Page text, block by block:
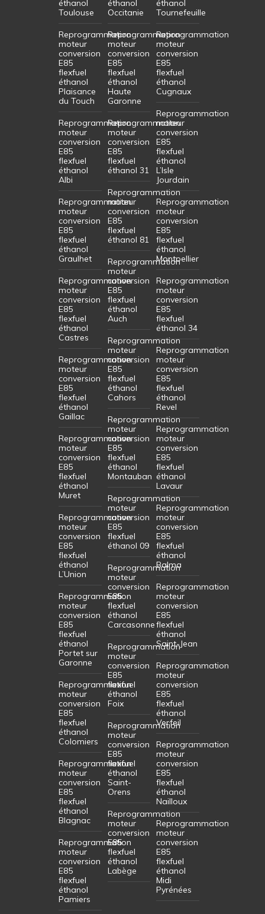
éthanol
Toulouse
Reprogrammation
moteur
conversion
E85
flexfuel
éthanol
Plaisance
du Touch
Reprogrammation
moteur
conversion
E85
flexfuel
éthanol
Albi
Reprogrammation
moteur
conversion
E85
flexfuel
éthanol
Graulhet
Reprogrammation
moteur
conversion
E85
flexfuel
éthanol
Castres
Reprogrammation
moteur
conversion
E85
flexfuel
éthanol
Gaillac
Reprogrammation
moteur
conversion
E85
flexfuel
éthanol
Muret
Reprogrammation
moteur
conversion
E85
flexfuel
éthanol
L’Union
Reprogrammation
moteur
conversion
E85
flexfuel
éthanol
Portet sur
Garonne
Reprogrammation
moteur
conversion
E85
flexfuel
éthanol
Colomiers
Reprogrammation
moteur
conversion
E85
flexfuel
éthanol
Blagnac
Reprogrammation
moteur
conversion
E85
flexfuel
éthanol
Pamiers
éthanol
Occitanie
Reprogrammation
moteur
conversion
E85
flexfuel
éthanol
Haute
Garonne
Reprogrammation
moteur
conversion
E85
flexfuel
éthanol 31
Reprogrammation
moteur
conversion
E85
flexfuel
éthanol 81
Reprogrammation
moteur
conversion
E85
flexfuel
éthanol
Auch
Reprogrammation
moteur
conversion
E85
flexfuel
éthanol
Cahors
Reprogrammation
moteur
conversion
E85
flexfuel
éthanol
Montauban
Reprogrammation
moteur
conversion
E85
flexfuel
éthanol 09
Reprogrammation
moteur
conversion
E85
flexfuel
éthanol
Carcasonne
Reprogrammation
moteur
conversion
E85
flexfuel
éthanol
Foix
Reprogrammation
moteur
conversion
E85
flexfuel
éthanol
Saint-
Orens
Reprogrammation
moteur
conversion
E85
flexfuel
éthanol
Labège
éthanol
Tournefeuille
Reprogrammation
moteur
conversion
E85
flexfuel
éthanol
Cugnaux
Reprogrammation
moteur
conversion
E85
flexfuel
éthanol
L’Isle
Jourdain
Reprogrammation
moteur
conversion
E85
flexfuel
éthanol
Montpellier
Reprogrammation
moteur
conversion
E85
flexfuel
éthanol 34
Reprogrammation
moteur
conversion
E85
flexfuel
éthanol
Revel
Reprogrammation
moteur
conversion
E85
flexfuel
éthanol
Lavaur
Reprogrammation
moteur
conversion
E85
flexfuel
éthanol
Balma
Reprogrammation
moteur
conversion
E85
flexfuel
éthanol
Saint-Jean
Reprogrammation
moteur
conversion
E85
flexfuel
éthanol
Verfeil
Reprogrammation
moteur
conversion
E85
flexfuel
éthanol
Nailloux
Reprogrammation
moteur
conversion
E85
flexfuel
éthanol
Midi
Pyrénées